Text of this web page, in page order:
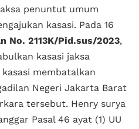
penuntut umum
kasasi. Pada 16
No. 2113K/Pid.sus/2023,
kasasi jaksa
membatalkan
Negeri Jakarta Barat
tersebut. Henry surya
Pasal 46 ayat (1) UU